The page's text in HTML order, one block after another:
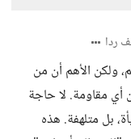
ردا
ولكن الأهم أن من
أي مقاومة. لا حاجة
بل متلهفة. هذه